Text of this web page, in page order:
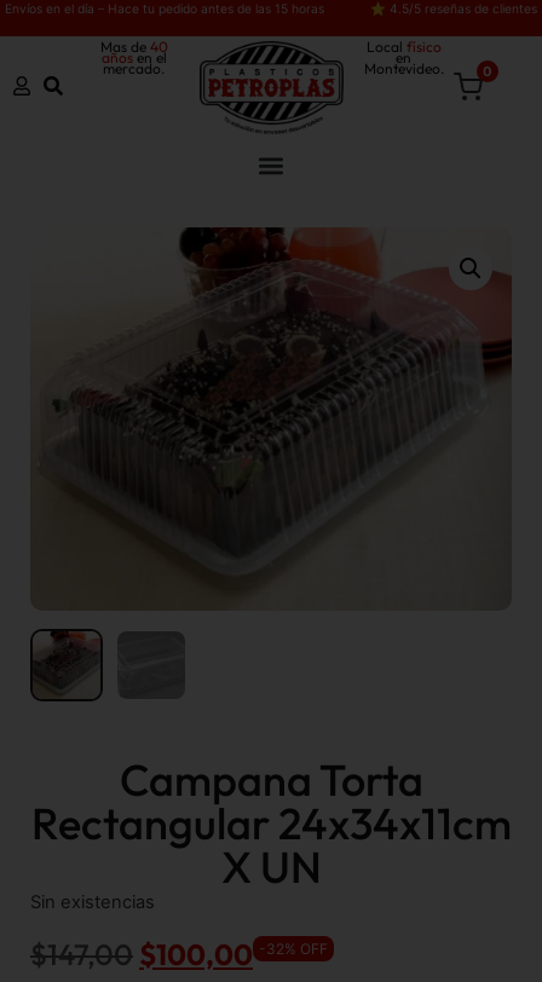
Envíos en el día – Hace tu pedido antes de las 15 horas ⭐ 4.5/5 reseñas de clientes
Mas de 40
añosen el
mercado.
Local físico
en
Montevideo. 0
Campana Torta
Rectangular 24x34x11cm
X UN
Sin existencias
$147,00 $100,00 -32% OFF